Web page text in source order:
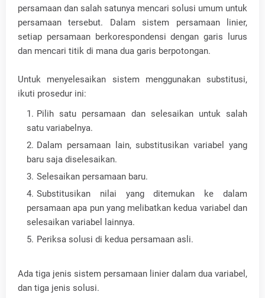
persamaan dan salah satunya mencari solusi umum untuk
persamaan tersebut. Dalam sistem persamaan linier,
setiap persamaan berkorespondensi dengan garis lurus
dan mencari titik di mana dua garis berpotongan.
Untuk menyelesaikan sistem menggunakan substitusi,
ikuti prosedur ini:
Pilih satu persamaan dan selesaikan untuk salah
satu variabelnya.
Dalam persamaan lain, substitusikan variabel yang
baru saja diselesaikan.
Selesaikan persamaan baru.
Substitusikan nilai yang ditemukan ke dalam
persamaan apa pun yang melibatkan kedua variabel dan
selesaikan variabel lainnya.
Periksa solusi di kedua persamaan asli.
Ada tiga jenis sistem persamaan linier dalam dua variabel,
dan tiga jenis solusi.